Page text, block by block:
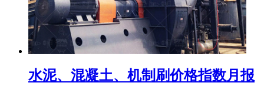
水泥、混凝土、机制刷价格指数月报